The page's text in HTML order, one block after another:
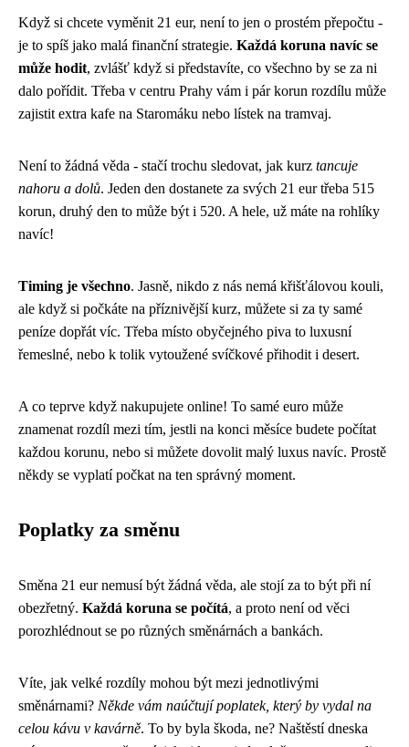
Když si chcete vyměnit 21 eur, není to jen o prostém přepočtu -
je to spíš jako malá finanční strategie. Každá koruna navíc se
může hodit, zvlášť když si představíte, co všechno by se za ni
dalo pořídit. Třeba v centru Prahy vám i pár korun rozdílu může
zajistit extra kafe na Staromáku nebo lístek na tramvaj.
Není to žádná věda - stačí trochu sledovat, jak kurz tancuje
nahoru a dolů. Jeden den dostanete za svých 21 eur třeba 515
korun, druhý den to může být i 520. A hele, už máte na rohlíky
navíc!
Timing je všechno. Jasně, nikdo z nás nemá křišťálovou kouli,
ale když si počkáte na příznivější kurz, můžete si za ty samé
peníze dopřát víc. Třeba místo obyčejného piva to luxusní
řemeslné, nebo k tolik vytoužené svíčkové přihodit i desert.
A co teprve když nakupujete online! To samé euro může
znamenat rozdíl mezi tím, jestli na konci měsíce budete počítat
každou korunu, nebo si můžete dovolit malý luxus navíc. Prostě
někdy se vyplatí počkat na ten správný moment.
Poplatky za směnu
Směna 21 eur nemusí být žádná věda, ale stojí za to být při ní
obezřetný. Každá koruna se počítá, a proto není od věci
porozhlédnout se po různých směnárnách a bankách.
Víte, jak velké rozdíly mohou být mezi jednotlivými
směnárnami? Někde vám naúčtují poplatek, který by vydal na
celou kávu v kavárně. To by byla škoda, ne? Naštěstí dneska